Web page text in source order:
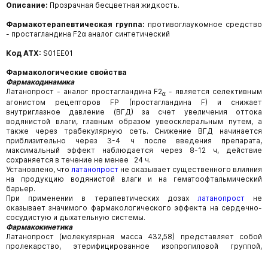
Описание: Прозрачная бесцветная жидкость.
Фармакотерапевтическая группа: противоглаукомное средство
- простагландина F2α аналог синтетический
Код ATX: S01EE01
Фармакологические свойства
Фармакодинамика
Латанопрост - аналог простагландина F2α- является селективным
агонистом рецепторов FP (простагландина F) и снижает
внутриглазное давление (ВГД) за счет увеличения оттока
водянистой влаги, главным образом увеосклеральным путем, а
также через трабекулярную сеть. Снижение ВГД начинается
приблизительно через 3-4 ч после введения препарата,
максимальный эффект наблюдается через 8-12 ч, действие
сохраняется в течение не менее 24 ч.
Установлено, что латанопрост не оказывает существенного влияния
на продукцию водянистой влаги и на гематоофтальмический
барьер.
При применении в терапевтических дозах латанопростне
оказывает значимого фармакологического эффекта на сердечно-
сосудистую и дыхательную системы.
Фармакокинетика
Латанопрост (молекулярная масса 432,58) представляет собой
пролекарство, этерифицированное изопропиловой группой,